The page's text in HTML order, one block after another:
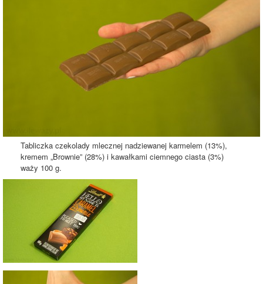
Tabliczka czekolady mlecznej nadziewanej karmelem (13%),
kremem „Brownie” (28%) i kawałkami ciemnego ciasta (3%)
waży 100 g.